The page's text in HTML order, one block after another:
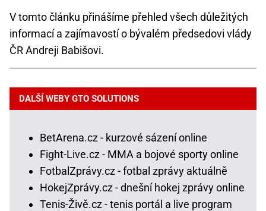
V tomto článku přinášíme přehled všech důležitých
informací a zajímavostí o bývalém předsedovi vlády
ČR Andreji Babišovi.
DALŠÍ WEBY GTO SOLUTIONS
BetArena.cz - kurzové sázení online
Fight-Live.cz - MMA a bojové sporty online
FotbalZprávy.cz - fotbal zprávy aktuálně
HokejZprávy.cz - dnešní hokej zprávy online
Tenis-Živě.cz - tenis portál a live program